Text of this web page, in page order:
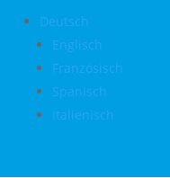
Deutsch
Englisch
Französisch
Spanisch
Italienisch